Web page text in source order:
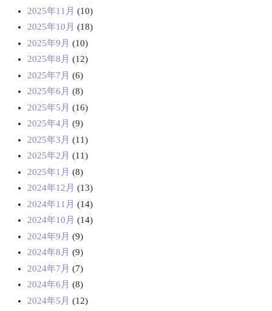
2025年11月 (10)
2025年10月 (18)
2025年9月 (10)
2025年8月 (12)
2025年7月 (6)
2025年6月 (8)
2025年5月 (16)
2025年4月 (9)
2025年3月 (11)
2025年2月 (11)
2025年1月 (8)
2024年12月 (13)
2024年11月 (14)
2024年10月 (14)
2024年9月 (9)
2024年8月 (9)
2024年7月 (7)
2024年6月 (8)
2024年5月 (12)